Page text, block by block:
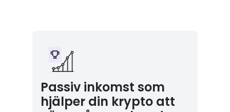
Passiv inkomst som
hjälper din krypto att